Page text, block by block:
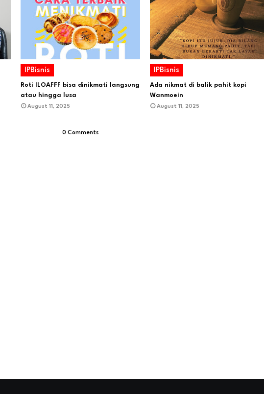
IPBisnis
Roti ILOAFFF bisa dinikmati langsung
atau hingga lusa
August 11, 2025
IPBisnis
Ada nikmat di balik pahit kopi
Wanmoein
August 11, 2025
0 Comments